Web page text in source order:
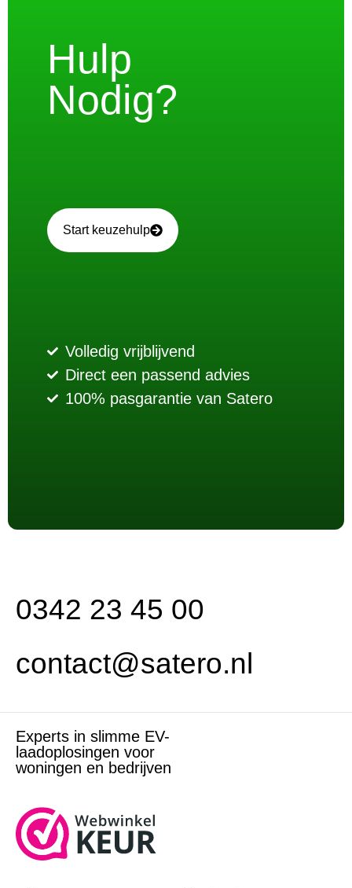
Hulp
Nodig?
Start keuzehulp
Volledig vrijblijvend
Direct een passend advies
100% pasgarantie van Satero
0342 23 45 00
contact@satero.nl
Experts in slimme EV-
laadoplosingen voor
woningen en bedrijven